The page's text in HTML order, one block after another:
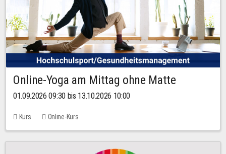
Online-Yoga am Mittag ohne Matte
01.09.2026 09:30 bis 13.10.2026 10:00
Kurs Online-Kurs